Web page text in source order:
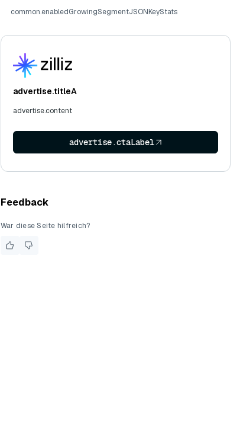
common.enabledGrowingSegmentJSONKeyStats
advertise.titleA
advertise.content
advertise.ctaLabel
Feedback
War diese Seite hilfreich?